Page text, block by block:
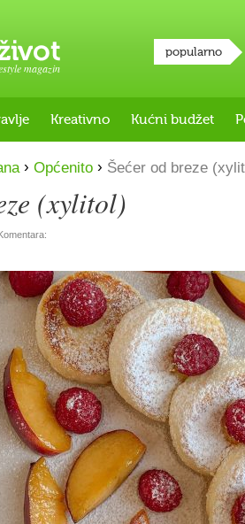
magazin
popularno
Kreativno Kućni budžet
› Općenito › Šećer od breze
(xylitol)